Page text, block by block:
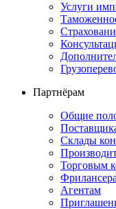
Услуги
Партнёрам
Общие
Склады
Торговым
Агентам